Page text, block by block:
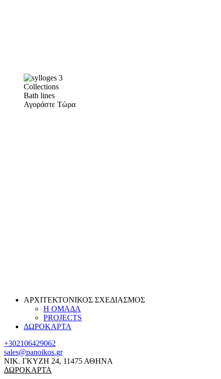
Collections
Bath lines
Αγοράστε Τώρα
ΑΡΧΙΤΕΚΤΟΝΙΚΟΣ ΣΧΕΔΙΑΣΜΟΣ
Η ΟΜΑΔΑ
PROJECTS
ΔΩΡΟΚΑΡΤΑ
+302106429062
sales@panoikos.gr
ΝΙΚ. ΓΚΥΖΗ 24, 11475 ΑΘΗΝΑ
ΔΩΡΟΚΑΡΤΑ